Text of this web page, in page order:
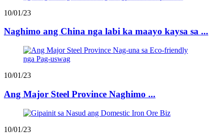
10/01/23
Naghimo ang China nga labi ka maayo kaysa sa ...
10/01/23
Ang Major Steel Province Naghimo ...
10/01/23